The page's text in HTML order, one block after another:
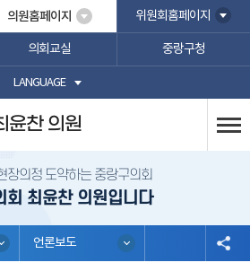
의원홈페이지 위원회홈페이지
의회교실 중랑구청
LANGUAGE
윤찬 의원
장의정 도약하는 중랑구의회
회 최윤찬 의원입니다
언론보도